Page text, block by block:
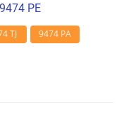
PE
TJ
9474 PA